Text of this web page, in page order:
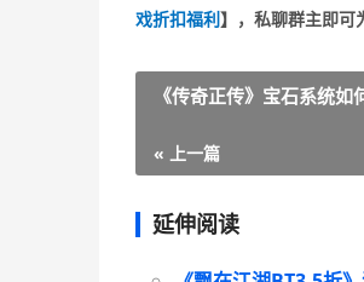
戏折扣福利】 ，私聊群主即可
《传奇正传》宝石系统
« 上一篇
延伸阅读